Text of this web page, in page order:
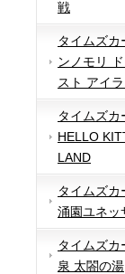
戦
タイムズカ
ンノモリ
スト アイ
タイムズカ
HELLO
LAND
タイムズカ
涌園ユネッ
タイムズカ
泉 太閤の湯